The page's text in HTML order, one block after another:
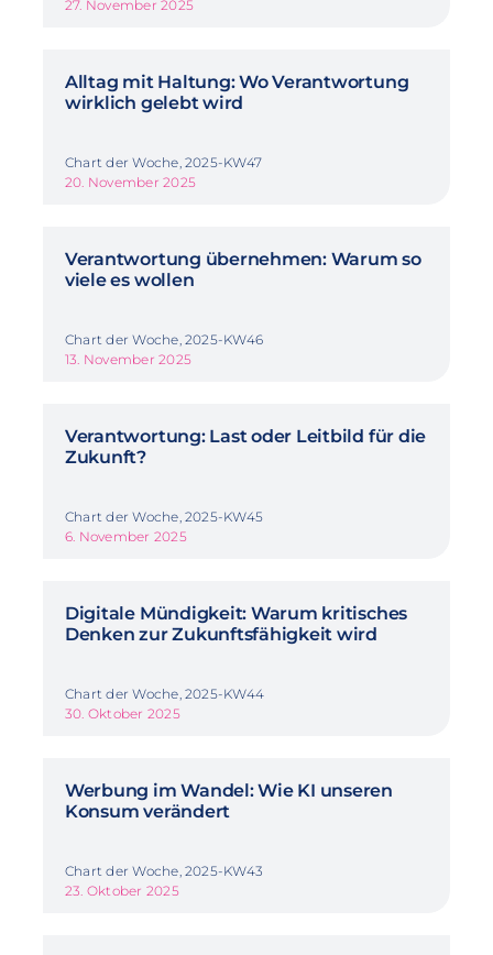
27. November 2025
Alltag mit Haltung: Wo Verantwortung
wirklich gelebt wird
Chart der Woche, 2025-KW47
20. November 2025
Verantwortung übernehmen: Warum so
viele es wollen
Chart der Woche, 2025-KW46
13. November 2025
Verantwortung: Last oder Leitbild für die
Zukunft?
Chart der Woche, 2025-KW45
6. November 2025
Digitale Mündigkeit: Warum kritisches
Denken zur Zukunftsfähigkeit wird
Chart der Woche, 2025-KW44
30. Oktober 2025
Werbung im Wandel: Wie KI unseren
Konsum verändert
Chart der Woche, 2025-KW43
23. Oktober 2025